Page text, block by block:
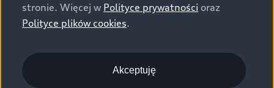
określone w normie ISO 22628 i są zgodne z
europejskimi świadectwami homologacji wydanymi wg
o.o. podlega obowiązkowi zapewnienia wszystkim
użytkownikom samochodów marki Volkswagen sieci
odbioru pojazdów po wycofaniu ich z eksploatacji,
stronie. Więcej w Polityce prywatności oraz
Polityce plików cookies.
Akceptuję